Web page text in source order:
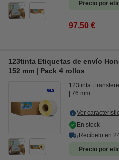
Precio por
97,50 €
123tinta Etiquetas de envío
152 mm | Pack 4 rollos
123tinta
76 mm
Ver
En stock
¡Recíbelo en
Precio por